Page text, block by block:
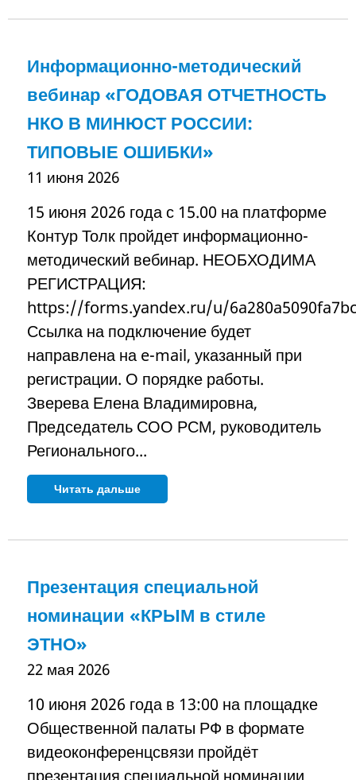
Информационно-методический
вебинар «ГОДОВАЯ ОТЧЕТНОСТЬ
НКО В МИНЮСТ РОССИИ:
ТИПОВЫЕ ОШИБКИ»
11 июня 2026
15 июня 2026 года с 15.00 на платформе
Контур Толк пройдет информационно-
методический вебинар. НЕОБХОДИМА
РЕГИСТРАЦИЯ:
https://forms.yandex.ru/u/
Ссылка на подключение будет
направлена на e-mail, указанный при
регистрации. О порядке работы.
Зверева Елена Владимировна,
Председатель СОО РСМ, руководитель
Регионального...
Читать дальше
Презентация специальной
номинации «КРЫМ в стиле
ЭТНО»
22 мая 2026
10 июня 2026 года в 13:00 на площадке
Общественной палаты РФ в формате
видеоконференцсвязи пройдёт